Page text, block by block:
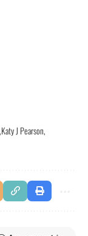
Katy J Pearson